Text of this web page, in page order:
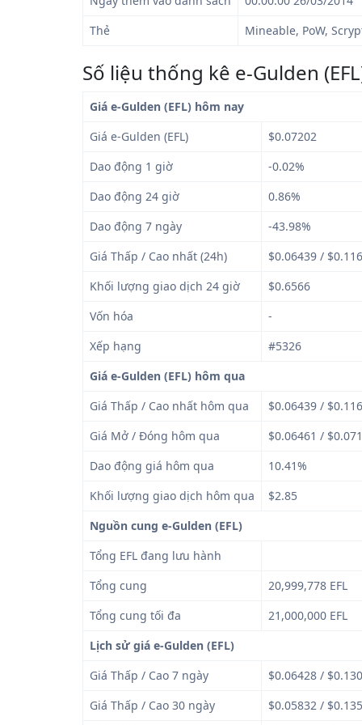
Thẻ
Mineable, PoW,
Số liệu thống kê e-Gulden
Giá e-Gulden (EFL) hôm nay
Giá e-Gulden (EFL)
$0.07202
Dao động 1 giờ
-0.02%
Dao động 24 giờ
0.86%
Dao động 7 ngày
-43.98%
Giá Thấp / Cao nhất (24h)
$0.06439 /
Khối lượng giao dịch 24 giờ
$0.6566
Vốn hóa
-
Xếp hạng
#5326
Giá e-Gulden (EFL) hôm qua
Giá Thấp / Cao nhất hôm qua
$0.06439 /
Giá Mở / Đóng hôm qua
$0.06461 /
Dao động giá hôm qua
10.41%
Khối lượng giao dịch hôm qua
$2.85
Nguồn cung e-Gulden (EFL)
Tổng EFL đang lưu hành
Tổng cung
20,999,778 EFL
Tổng cung tối đa
21,000,000 EFL
Lịch sử giá e-Gulden (EFL)
Giá Thấp / Cao 7 ngày
$0.06428 /
Giá Thấp / Cao 30 ngày
$0.05832 /